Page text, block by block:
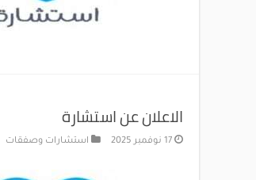
الاعلان عن استشارة
17 نوفمبر 2025 استشارات وصفقات